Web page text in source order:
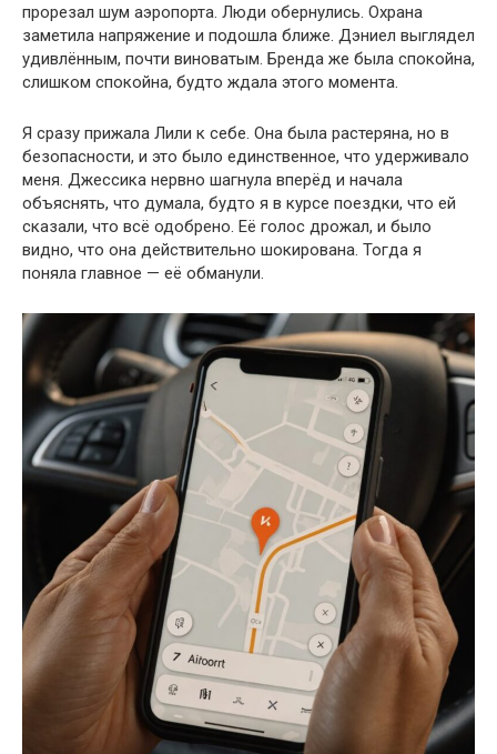
прорезал шум аэропорта. Люди обернулись. Охрана
заметила напряжение и подошла ближе. Дэниел выглядел
удивлённым, почти виноватым. Бренда же была спокойна,
слишком спокойна, будто ждала этого момента.
Я сразу прижала Лили к себе. Она была растеряна, но в
безопасности, и это было единственное, что удерживало
меня. Джессика нервно шагнула вперёд и начала
объяснять, что думала, будто я в курсе поездки, что ей
сказали, что всё одобрено. Её голос дрожал, и было
видно, что она действительно шокирована. Тогда я
поняла главное — её обманули.